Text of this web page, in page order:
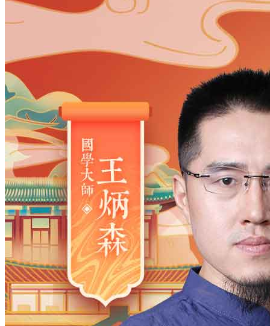
男
男 女
出生时间
2026年 日 时26 分
年
2028
2027 2026 2025 2024
2023
2022
2021 2020 2019 2018
2015
2014 2013 2012 2011
2009
2008 2007 2006 2005
2003
2002
2001 2000 1999 1998
1997
1995 1994 1993 1991
1990
1989
1988 1987 1986 1985
1984
1983
1982 1981 1980 1979 1978
1977
1976
1975 1974 1973 1972
1971
1969 1968 1967 1966 1965
1964
1963
1962 1961 1960 1959
1958